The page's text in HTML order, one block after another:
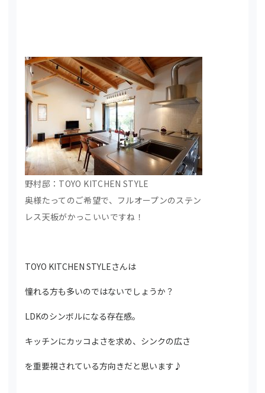
野村邸：TOYO KITCHEN STYLE
奥様たってのご希望で、フルオープンのステン
レス天板がかっこいいですね！
TOYO KITCHEN STYLEさんは
憧れる方も多いのではないでしょうか？
LDKのシンボルになる存在感。
キッチンにカッコよさを求め、シンクの広さ
を重要視されている方向きだと思います♪